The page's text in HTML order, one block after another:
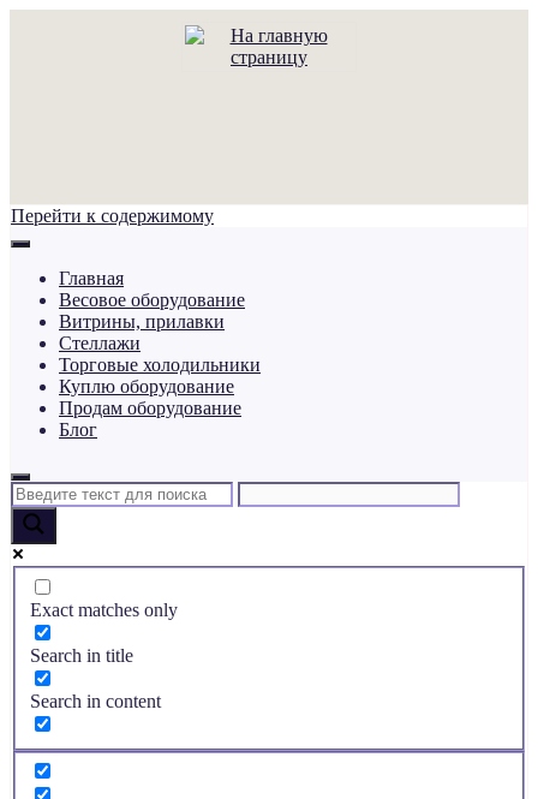
Перейти к содержимому
Главная
Весовое оборудование
Витрины, прилавки
Стеллажи
Торговые холодильники
Куплю оборудование
Продам оборудование
Блог
Exact matches only
Search in title
Search in content